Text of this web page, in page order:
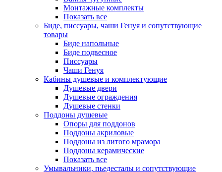
Монтажные комплекты
Показать все
Биде, писсуары, чаши Генуя и сопутствующие
товары
Биде напольные
Биде подвесное
Писсуары
Чаши Генуя
Кабины душевые и комплектующие
Душевые двери
Душевые ограждения
Душевые стенки
Поддоны душевые
Опоры для поддонов
Поддоны акриловые
Поддоны из литого мрамора
Поддоны керамические
Показать все
Умывальники, пьедесталы и сопутствующие